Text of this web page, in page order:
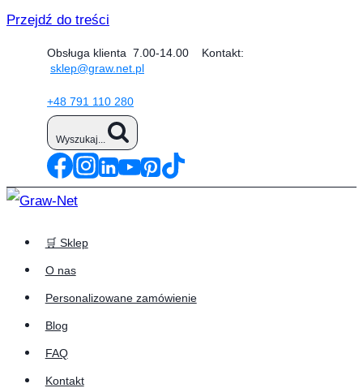
Przejdź do treści
Obsługa klienta 7.00-14.00 Kontakt:
sklep@graw.net.pl
+48 791 110 280
Wyszukaj...
🛒 Sklep
O nas
Personalizowane zamówienie
Blog
FAQ
Kontakt